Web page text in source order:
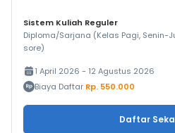
Sistem Kuliah Reguler
Diploma/Sarjana (Kelas Pagi,
sore)
1 April 2026 - 12 Agustus 2026
Biaya Daftar Rp. 550.000
Daftar